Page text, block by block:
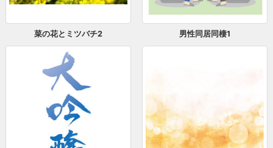
菜の花とミツバチ2 男性同居同棲1